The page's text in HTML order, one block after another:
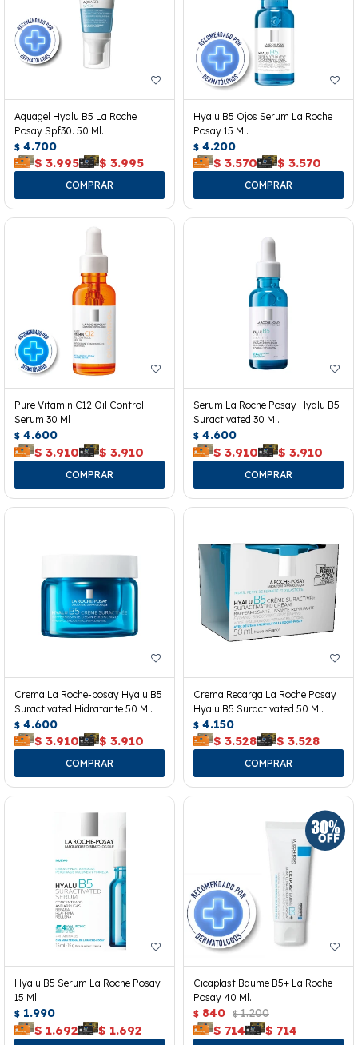
Aquagel Hyalu B5 La Roche
Posay Spf30. 50 Ml.
$ 4.700
$ 3.995 $ 3.995
Hyalu B5 Ojos Serum La Roche
Posay 15 Ml.
$ 4.200
$ 3.570 $ 3.570
Pure Vitamin C12 Oil Control
Serum 30 Ml
$ 4.600
$ 3.910 $ 3.910
Serum La Roche Posay Hyalu B5
Suractivated 30 Ml.
$ 4.600
$ 3.910 $ 3.910
Crema La Roche-posay Hyalu B5
Suractivated Hidratante 50 Ml.
$ 4.600
$ 3.910 $ 3.910
Crema Recarga La Roche Posay
Hyalu B5 Suractivated 50 Ml.
$ 4.150
$ 3.528 $ 3.528
Hyalu B5 Serum La Roche Posay
15 Ml.
$ 1.990
$ 1.692 $ 1.692
Cicaplast Baume B5+ La Roche
Posay 40 Ml.
$ 840 $ 1.200
$ 714 $ 714